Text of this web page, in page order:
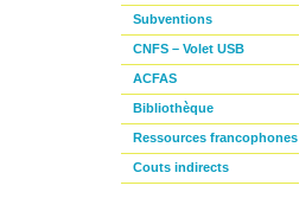
Subventions
CNFS – Volet USB
ACFAS
Bibliothèque
Ressources francophones
Couts indirects